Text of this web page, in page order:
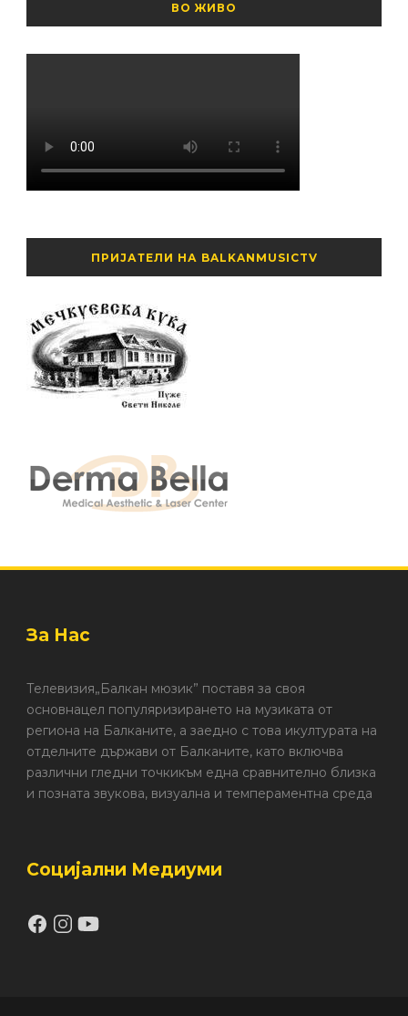
ВО ЖИВО
ПРИЈАТЕЛИ НА BALKANMUSICTV
За Нас
Телевизия„Балкан мюзик” поставя за своя
основнацел популяризирането на музиката от
региона на Балканите, а заедно с това икултурата на
отделните държави от Балканите, като включва
различни гледни точкикъм една сравнително близка
и позната звукова, визуална и темпераментна среда
Социјални Медиуми